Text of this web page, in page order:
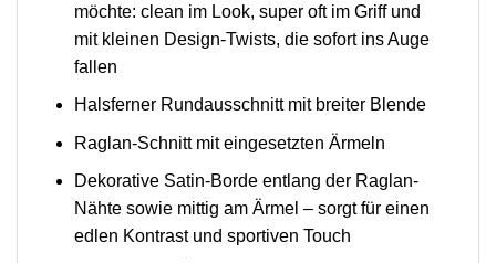
möchte: clean im Look, super oft im Griff und
mit kleinen Design-Twists, die sofort ins Auge
fallen
Halsferner Rundausschnitt mit breiter Blende
Raglan-Schnitt mit eingesetzten Ärmeln
Dekorative Satin-Borde entlang der Raglan-
Nähte sowie mittig am Ärmel – sorgt für einen
edlen Kontrast und sportiven Touch